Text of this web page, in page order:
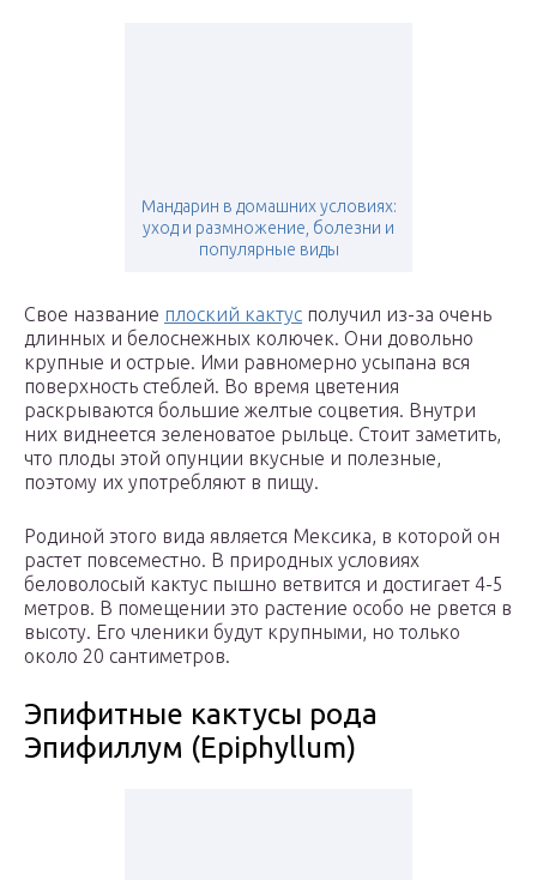
Мандарин в домашних условиях:
уход и размножение, болезни и
популярные виды
Свое название плоский кактус получил из-за очень
длинных и белоснежных колючек. Они довольно
крупные и острые. Ими равномерно усыпана вся
поверхность стеблей. Во время цветения
раскрываются большие желтые соцветия. Внутри
них виднеется зеленоватое рыльце. Стоит заметить,
что плоды этой опунции вкусные и полезные,
поэтому их употребляют в пищу.
Родиной этого вида является Мексика, в которой он
растет повсеместно. В природных условиях
беловолосый кактус пышно ветвится и достигает 4-5
метров. В помещении это растение особо не рвется в
высоту. Его членики будут крупными, но только
около 20 сантиметров.
Эпифитные кактусы рода
Эпифиллум (Epiphyllum)